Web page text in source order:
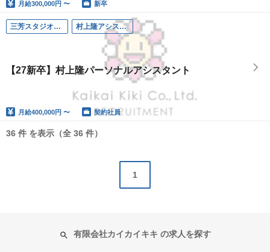
月給300,000円 〜 新卒
三芳スタジオ（埼玉） 村上隆アシスタント補佐
【27新卒】村上隆パーソナルアシスタント
月給400,000円 〜 契約社員
36 件 を表示（全 36 件）
1
有限会社カイカイキキ の求人を探す